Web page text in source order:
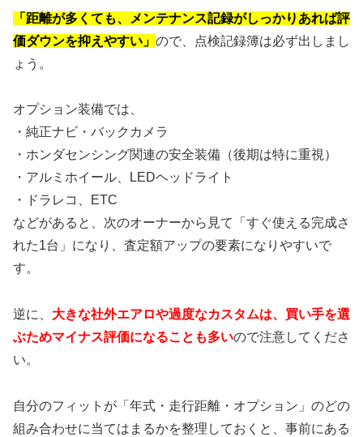
「距離が多くても、メンテナンス記録がしっかりあれば評
価ダウンを抑えやすい」 ので、点検記録簿は必ず出しまし
ょう。
オプション装備では、
・純正ナビ・バックカメラ
・ホンダセンシング関連の安全装備（後期は特に重視）
・アルミホイール、LEDヘッドライト
・ドラレコ、ETC
などがあると、次のオーナーから見て「すぐ使える完成さ
れた1台」になり、査定額アップの要素になりやすいで
す。
逆に、 大きな社外エアロや過度なカスタムは、買い手を選
ぶためマイナス評価になることも多いので注意してくださ
い。
自分のフィットが「年式・走行距離・オプション」のどの
組み合わせに当てはまるかを整理しておくと、事前にある